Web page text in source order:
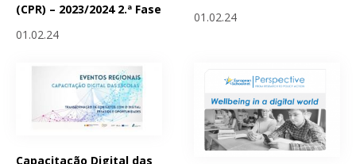
(CPR) – 2023/2024 2.ª Fase
01.02.24
01.02.24
Capacitação Digital das